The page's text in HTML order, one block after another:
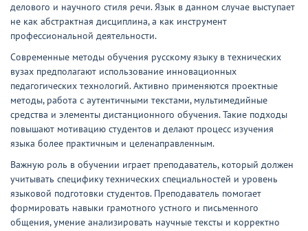
делового и научного стиля речи. Язык в данном случае выступает
не как абстрактная дисциплина, а как инструмент
профессиональной деятельности.
Современные методы обучения русскому языку в технических
вузах предполагают использование инновационных
педагогических технологий. Активно применяются проектные
методы, работа с аутентичными текстами, мультимедийные
средства и элементы дистанционного обучения. Такие подходы
повышают мотивацию студентов и делают процесс изучения
языка более практичным и целенаправленным.
Важную роль в обучении играет преподаватель, который должен
учитывать специфику технических специальностей и уровень
языковой подготовки студентов. Преподаватель помогает
формировать навыки грамотного устного и письменного
общения, умение анализировать научные тексты и корректно